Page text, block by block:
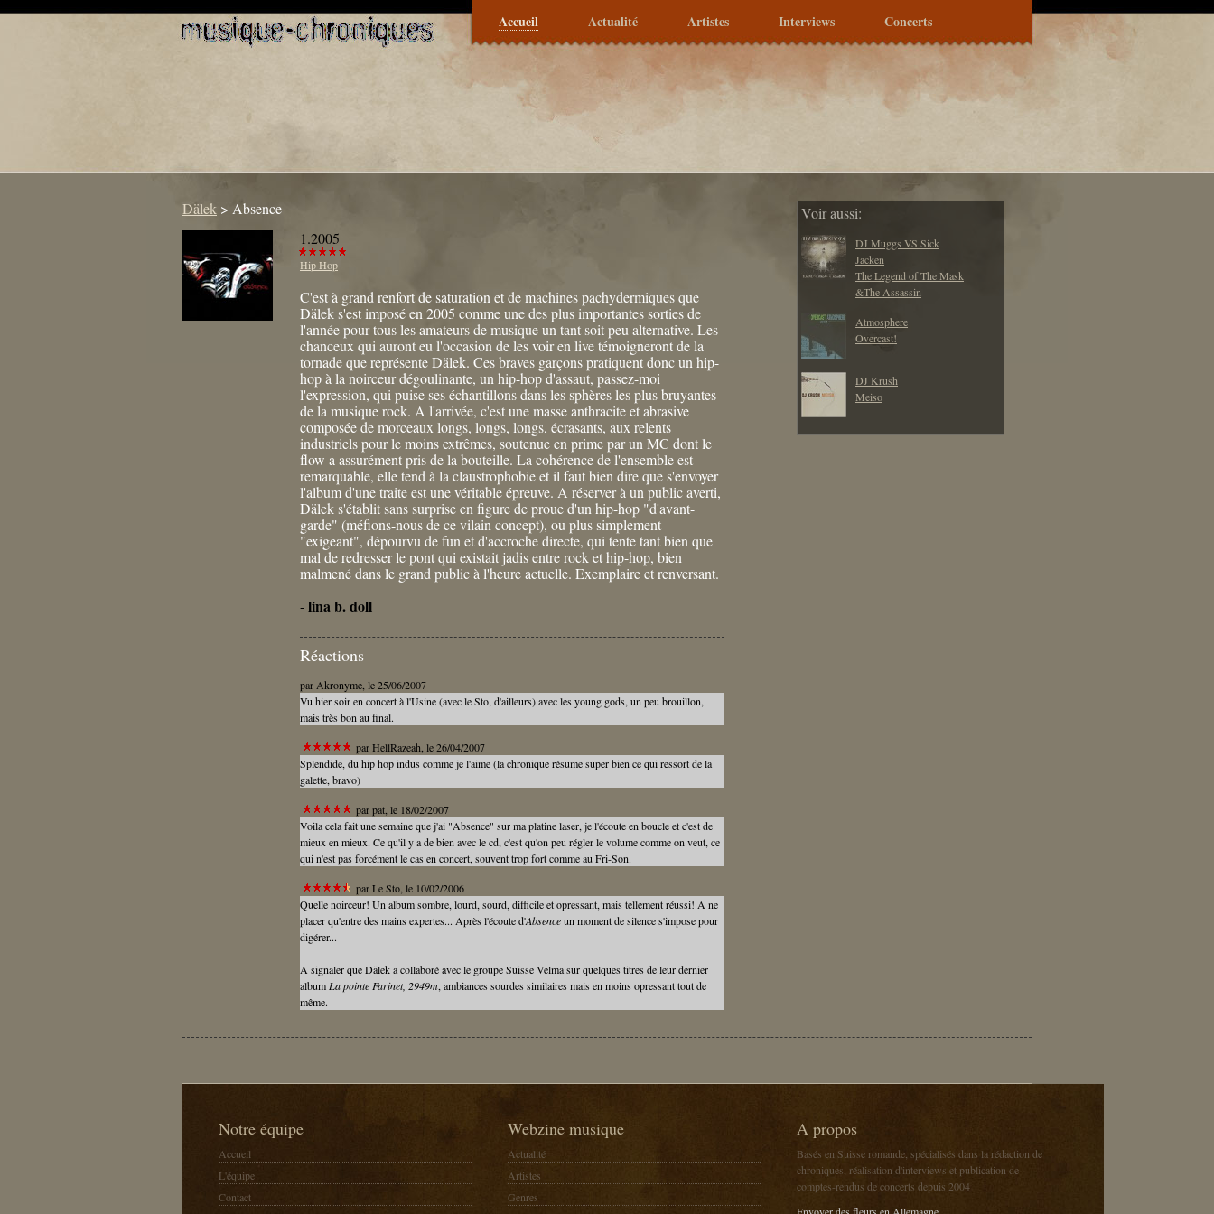
Accueil Actualité Artistes Interviews Concerts
Dälek > Absence
1.2005
Hip Hop
C'est à grand renfort de saturation et de machines pachydermiques que
Dälek s'est imposé en 2005 comme une des plus importantes sorties de
l'année pour tous les amateurs de musique un tant soit peu alternative. Les
chanceux qui auront eu l'occasion de les voir en live témoigneront de la
tornade que représente Dälek. Ces braves garçons pratiquent donc un hip-
hop à la noirceur dégoulinante, un hip-hop d'assaut, passez-moi
l'expression, qui puise ses échantillons dans les sphères les plus bruyantes
de la musique rock. A l'arrivée, c'est une masse anthracite et abrasive
composée de morceaux longs, longs, longs, écrasants, aux relents
industriels pour le moins extrêmes, soutenue en prime par un MC dont le
flow a assurément pris de la bouteille. La cohérence de l'ensemble est
remarquable, elle tend à la claustrophobie et il faut bien dire que s'envoyer
l'album d'une traite est une véritable épreuve. A réserver à un public averti,
Dälek s'établit sans surprise en figure de proue d'un hip-hop "d'avant-
garde" (méfions-nous de ce vilain concept), ou plus simplement
"exigeant", dépourvu de fun et d'accroche directe, qui tente tant bien que
mal de redresser le pont qui existait jadis entre rock et hip-hop, bien
malmené dans le grand public à l'heure actuelle. Exemplaire et renversant.
-lina b. doll
Réactions
par Akronyme , le 25/06/2007
Vu hier soir en concert à l'Usine (avec le Sto, d'ailleurs) avec les young gods, un peu brouillon,
mais très bon au final.
parHellRazeah , le 26/04/2007
Splendide, du hip hop indus comme je l'aime (la chronique résume super bien ce qui ressort de la
galette, bravo)
parpat , le 18/02/2007
Voila cela fait une semaine que j'ai "Absence" sur ma platine laser, je l'écoute en boucle et c'est de
mieux en mieux. Ce qu'il y a de bien avec le cd, c'est qu'on peu régler le volume comme on veut, ce
qui n'est pas forcément le cas en concert, souvent trop fort comme au Fri-Son.
parLe Sto , le 10/02/2006
Quelle noirceur! Un album sombre, lourd, sourd, difficile et opressant, mais tellement réussi! A ne
placer qu'entre des mains expertes... Après l'écoute d'Absenceun moment de silence s'impose pour
digérer...
A signaler que Dälek a collaboré avec le groupe Suisse Velma sur quelques titres de leur dernier
album La pointe Farinet, 2949m, ambiances sourdes similaires mais en moins opressant tout de
même.
Voir aussi:
DJ Muggs VS Sick
Jacken
The Legend of The Mask
&The Assassin
Atmosphere
Overcast!
DJ Krush
Meiso
Notre équipe
Accueil
L'équipe
Contact
Webzine musique
Actualité
Artistes
Genres
A propos
Basés en Suisse romande, spécialisés dans la rédaction de
chroniques, réalisation d'interviews et publication de
comptes-rendus de concerts depuis 2004